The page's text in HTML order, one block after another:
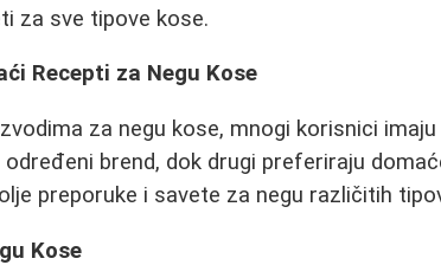
za sve tipove kose.
Recepti za Negu Kose
za negu kose, mnogi korisnici
brend, dok drugi preferiraju
preporuke i savete za negu različitih
Kose